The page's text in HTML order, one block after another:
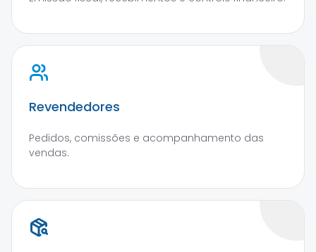
Revendedores
Pedidos, comissões e acompanhamento das
vendas.